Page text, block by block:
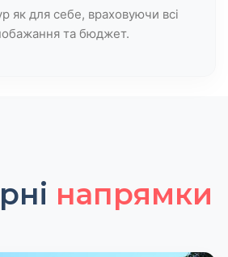
як для себе, враховуючи всі
та бюджет.
напрямки